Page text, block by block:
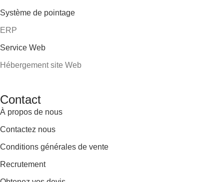
Système de pointage
ERP
Service Web
Hébergement site Web
Contact
À propos de nous
Contactez nous
Conditions générales de vente
Recrutement